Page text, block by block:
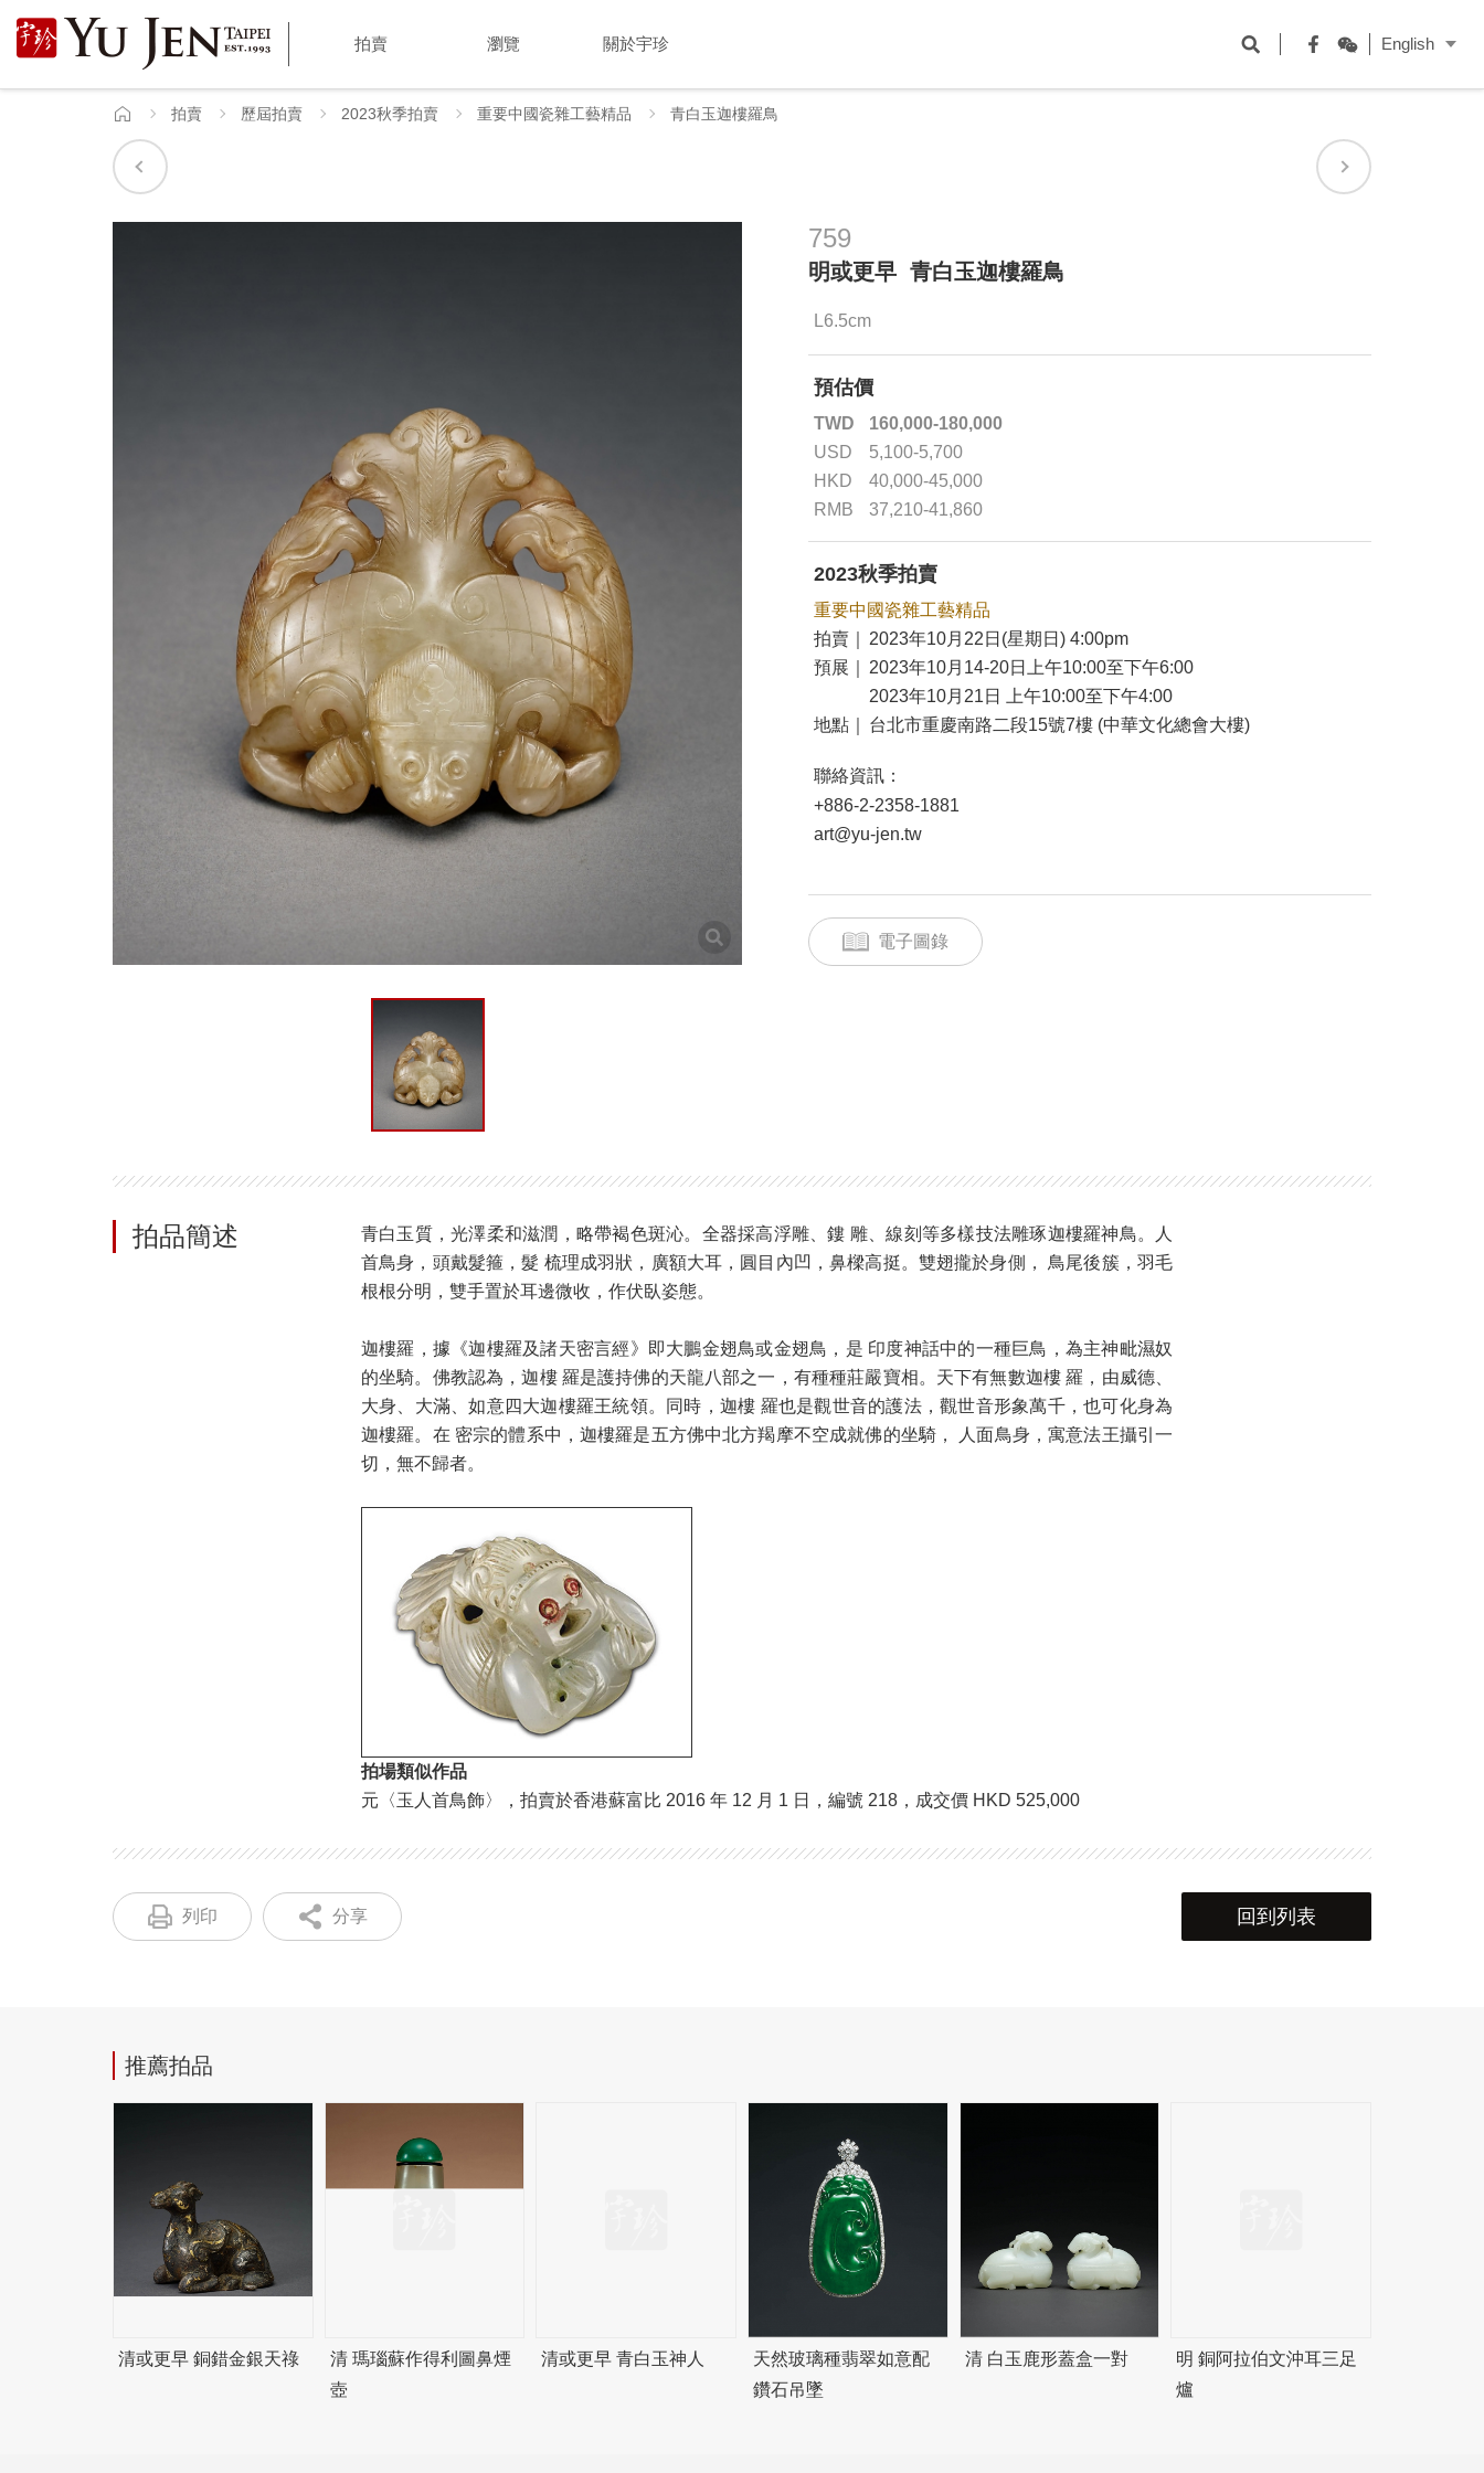
宇
珍
拍賣 瀏覽 關於宇珍
Facebook
WeChat
English
首
頁
拍賣 歷屆拍賣 2023秋季拍賣 重要中國瓷雜工藝精品 青白玉迦樓羅鳥
759
明或更早 青白玉迦樓羅鳥
L6.5cm
預估價
TWD
160,000-180,000
USD
5,100-5,700
HKD
40,000-45,000
RMB
37,210-41,860
2023秋季拍賣
重要中國瓷雜工藝精品
拍賣｜
2023年10月22日(星期日) 4:00pm
預展｜
2023年10月14-20日上午10:00至下午6:00
2023年10月21日 上午10:00至下午4:00
地點｜
台北市重慶南路二段15號7樓 (中華文化總會大樓)
聯絡資訊：
+886-2-2358-1881
art@yu-jen.tw
電子圖錄
拍品簡述
青白玉質，光澤柔和滋潤，略帶褐色斑沁。全器採高浮雕、鏤 雕、線刻等多樣技法雕琢迦樓羅神鳥。人
首鳥身，頭戴髮箍，髮 梳理成羽狀，廣額大耳，圓目內凹，鼻樑高挺。雙翅攏於身側， 鳥尾後簇，羽毛
根根分明，雙手置於耳邊微收，作伏臥姿態。
迦樓羅，據《迦樓羅及諸天密言經》即大鵬金翅鳥或金翅鳥，是 印度神話中的一種巨鳥，為主神毗濕奴
的坐騎。佛教認為，迦樓 羅是護持佛的天龍八部之一，有種種莊嚴寶相。天下有無數迦樓 羅，由威德、
大身、大滿、如意四大迦樓羅王統領。同時，迦樓 羅也是觀世音的護法，觀世音形象萬千，也可化身為
迦樓羅。在 密宗的體系中，迦樓羅是五方佛中北方羯摩不空成就佛的坐騎， 人面鳥身，寓意法王攝引一
切，無不歸者。
拍場類似作品
元〈玉人首鳥飾〉，拍賣於香港蘇富比 2016 年 12 月 1 日，編號 218，成交價 HKD 525,000
列印 分享 回到列表
推薦拍品
清或更早 銅錯金銀天祿
清 瑪瑙蘇作得利圖鼻煙
壺
清或更早 青白玉神人
天然玻璃種翡翠如意配
鑽石吊墜
清 白玉鹿形蓋盒一對
明 銅阿拉伯文沖耳三足
爐